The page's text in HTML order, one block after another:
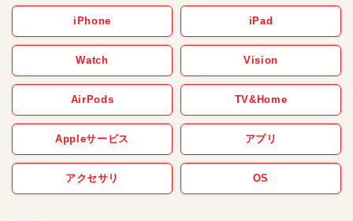
iPhone iPad
Watch Vision
AirPods TV&Home
Appleサービス アプリ
アクセサリ OS